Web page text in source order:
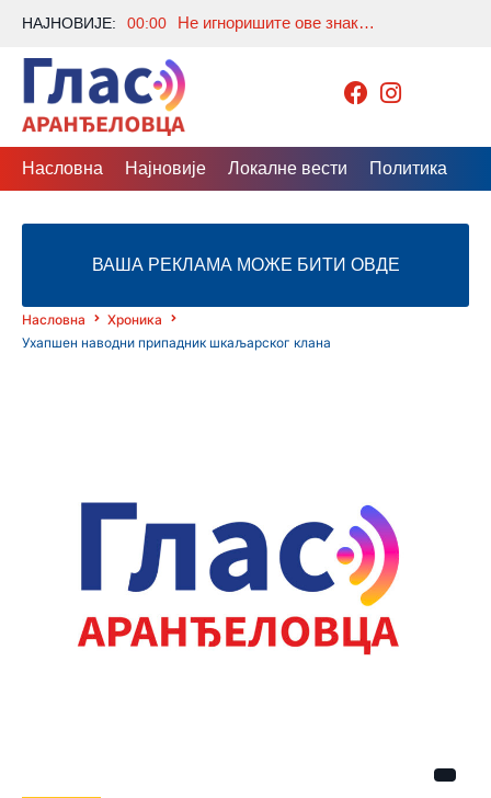
НАЈНОВИЈЕ: 00:00 Не игноришите ове знакове: Шта значи када се пробудите тачно у 3 сата ујутру?
Насловна Најновије Локалне вести Политика
ВАША РЕКЛАМА МОЖЕ БИТИ ОВДЕ
Насловна
Хроника
Ухапшен наводни припадник шкаљарског клана